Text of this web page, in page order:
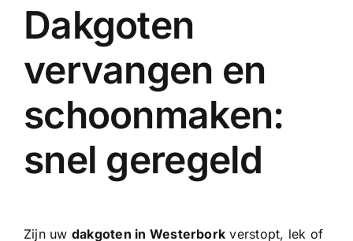
Dakgoten
vervangen en
schoonmaken:
snel geregeld
Zijn uw dakgoten in Westerbork verstopt, lek of